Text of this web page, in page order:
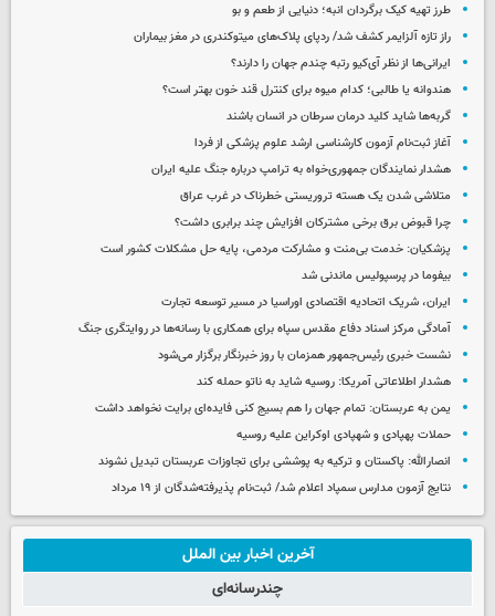
طرز تهیه کیک برگردان انبه؛ دنیایی از طعم و بو
راز تازه آلزایمر کشف شد/ ردپای پلاک‌های میتوکندری در مغز بیماران
ایرانی‌ها از نظر آی‌کیو رتبه چندم جهان را دارند؟
هندوانه یا طالبی؛ کدام‌ میوه برای کنترل قند خون بهتر است؟
گربه‌ها شاید کلید درمان سرطان در انسان باشند
آغاز ثبت‌نام‌ آزمون کارشناسی ارشد علوم پزشکی از فردا
هشدار نمایندگان جمهوری‌خواه به ترامپ درباره جنگ علیه ایران
متلاشی شدن یک هسته تروریستی خطرناک در غرب عراق
چرا قبوض برق برخی مشترکان افزایش چند برابری داشت؟
پزشکیان: خدمت بی‌منت و مشارکت مردمی، پایه حل مشکلات کشور است
بیفوما در پرسپولیس ماندنی شد
ایران، شریک اتحادیه اقتصادی اوراسیا در مسیر توسعه تجارت
آمادگی مرکز اسناد دفاع مقدس سپاه برای همکاری با رسانه‌ها در روایتگری جنگ
نشست خبری رئیس‌جمهور همزمان با روز خبرنگار برگزار می‌شود
هشدار اطلاعاتی آمریکا: روسیه شاید به ناتو حمله کند
یمن به عربستان: تمام جهان را هم بسیج کنی فایده‌ای برایت نخواهد داشت
حملات پهپادی و شهپادی اوکراین علیه روسیه
انصارالله: پاکستان و ترکیه به پوششی برای تجاوزات عربستان تبدیل نشوند
نتایج آزمون مدارس سمپاد اعلام شد/ ثبت‌نام پذیرفته‌شدگان از ۱۹ مرداد
آخرین اخبار بین الملل
چندرسانه‌ای